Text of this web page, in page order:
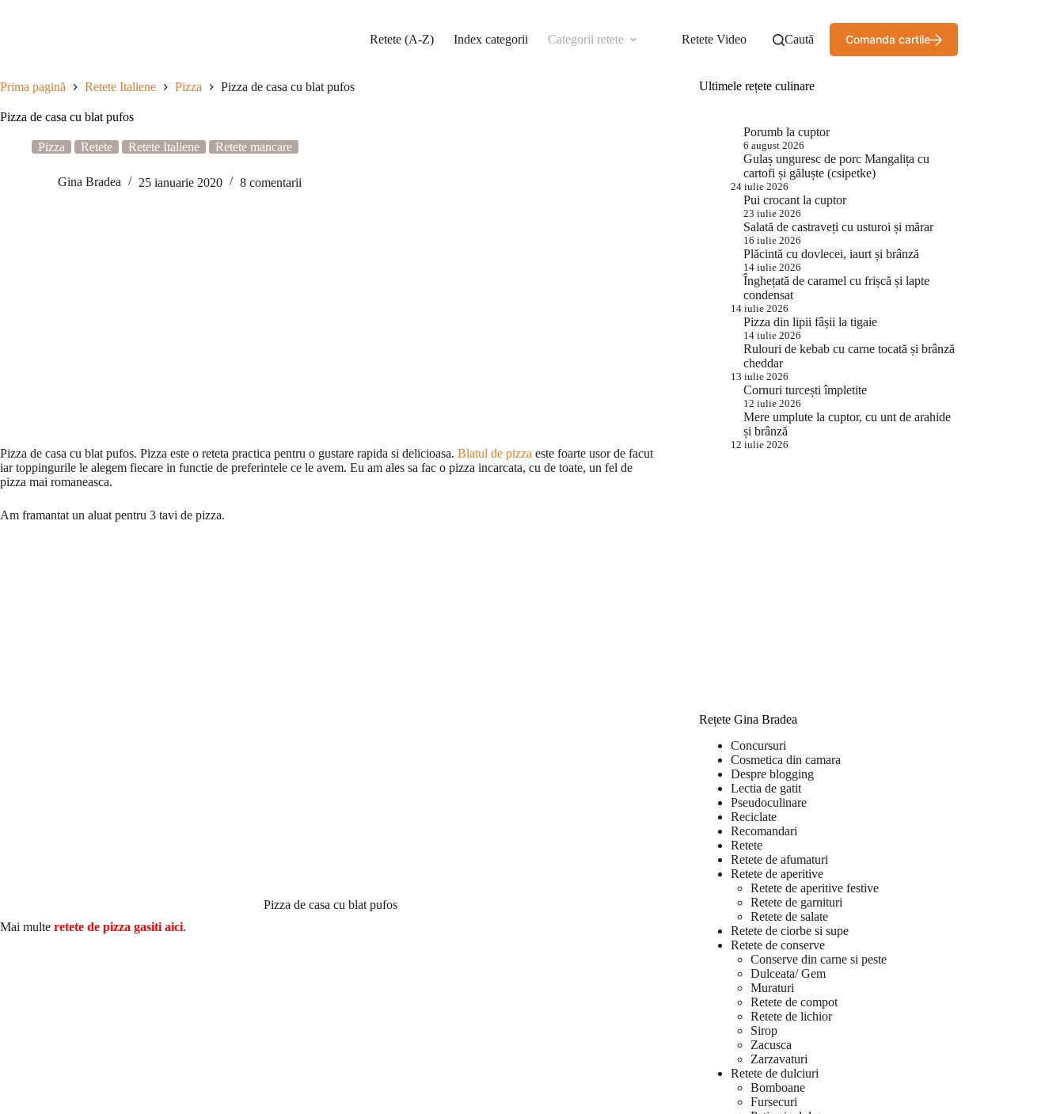
Retete (A-Z) Index categorii Categorii retete Retete Video Caută Comanda cartile
Prima pagină Retete Italiene Pizza Pizza de casa cu blat pufos
Pizza de casa cu blat pufos
Pizza Retete Retete Italiene Retete mancare
Gina Bradea 25 ianuarie 2020 8 comentarii
Pizza de casa cu blat pufos. Pizza este o reteta practica pentru o gustare rapida si delicioasa. Blatul de pizza este foarte usor de facut
iar toppingurile le alegem fiecare in functie de preferintele ce le avem. Eu am ales sa fac o pizza incarcata, cu de toate, un fel de
pizza mai romaneasca.
Am framantat un aluat pentru 3 tavi de pizza.
Pizza de casa cu blat pufos
Mai multe retete de pizza gasiti aici.
Ultimele rețete culinare
Porumb la cuptor
6 august 2026
Gulaș unguresc de porc Mangalița cu
cartofi și găluște (csipetke)
24 iulie 2026
Pui crocant la cuptor
23 iulie 2026
Salată de castraveți cu usturoi și mărar
16 iulie 2026
Plăcintă cu dovlecei, iaurt și brânză
14 iulie 2026
Înghețată de caramel cu frișcă și lapte
condensat
14 iulie 2026
Pizza din lipii fâșii la tigaie
14 iulie 2026
Rulouri de kebab cu carne tocată și brânză
cheddar
13 iulie 2026
Cornuri turcești împletite
12 iulie 2026
Mere umplute la cuptor, cu unt de arahide
și brânză
12 iulie 2026
Rețete Gina Bradea
Concursuri
Cosmetica din camara
Despre blogging
Lectia de gatit
Pseudoculinare
Reciclate
Recomandari
Retete
Retete de afumaturi
Retete de aperitive
Retete de aperitive festive
Retete de garnituri
Retete de salate
Retete de ciorbe si supe
Retete de conserve
Conserve din carne si peste
Dulceata/ Gem
Muraturi
Retete de compot
Retete de lichior
Sirop
Zacusca
Zarzavaturi
Retete de dulciuri
Bomboane
Fursecuri